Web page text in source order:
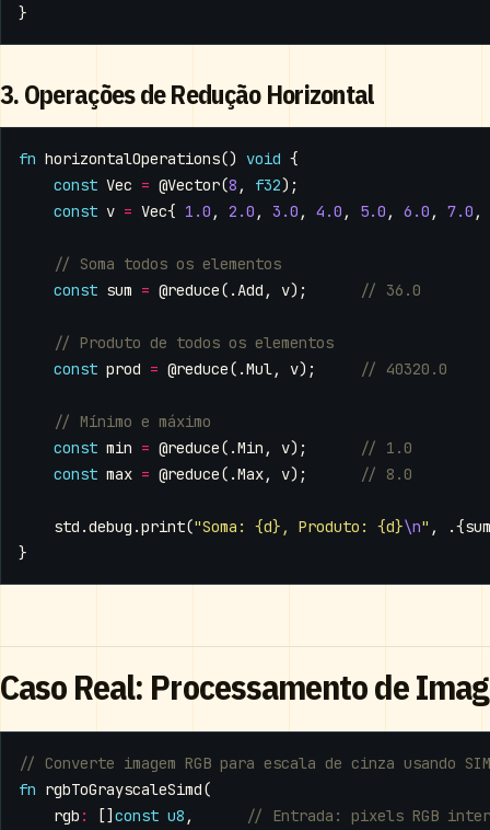
}
3. Operações de Redução Horizontal
fn horizontalOperations() void {
const Vec = @Vector(8 , f32);
const v = Vec{ 1.0 , 2.0 , 3.0 , 4.0 , 5.0 , 6.0 , 7.0 ,
const sum = @reduce(.Add , v);
const prod = @reduce(.Mul, v);
const min = @reduce(.Min , v);
const max = @reduce(.Max, v);
std .debug .print("Soma: {d}, Produto: {d}\n" , .{sum
}
Caso Real: Processamento de
fn rgbToGrayscaleSimd(
rgb : [] const u8 ,